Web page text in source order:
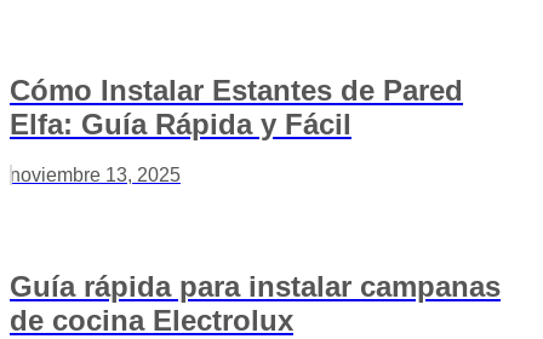
Cómo Instalar Estantes de Pared
Elfa: Guía Rápida y Fácil
noviembre 13, 2025
Guía rápida para instalar campanas
de cocina Electrolux